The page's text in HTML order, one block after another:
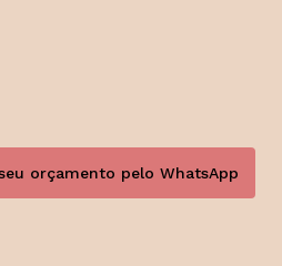
orçamento pelo WhatsApp